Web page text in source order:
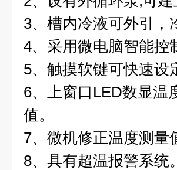
3、槽内冷液可外引，
4、采用微电脑智能控
5、触摸软键可快速设
6、上窗口LED数显温
值。
7、微机修正温度测
8、具有超温报警系统。